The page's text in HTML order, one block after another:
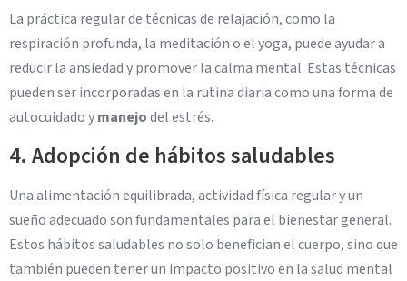
La práctica regular de técnicas de relajación, como la
respiración profunda, la meditación o el yoga, puede ayudar a
reducir la ansiedad y promover la calma mental. Estas técnicas
pueden ser incorporadas en la rutina diaria como una forma de
autocuidado ymanejodel estrés.
4. Adopción de hábitos saludables
Una alimentación equilibrada, actividad física regular y un
sueño adecuado son fundamentales para el bienestar general.
Estos hábitos saludables no solo benefician el cuerpo, sino que
también pueden tener un impacto positivo en la salud mental